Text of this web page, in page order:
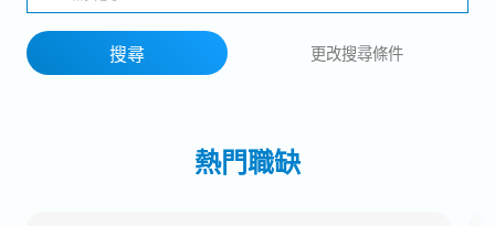
工作地點搜尋 更改搜尋條件
熱門職缺